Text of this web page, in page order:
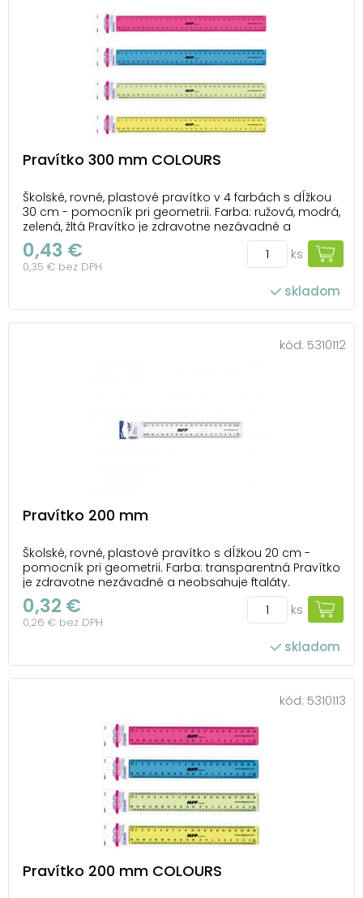
Pravítko 300 mm COLOURS
Školské, rovné, plastové pravítko v 4 farbách s dĺžkou
30 cm - pomocník pri geometrii. Farba: ružová, modrá,
zelená, žltá Pravítko je zdravotne nezávadné a
neobsahuje ftaláty. Dodávame v plastovom puzdre
so závesom. Dodávame v mixe 4 ks podľa skladovej
zásoby. Uvedená cena je za 1 ks.
0,43 €
0,35 € bez DPH
ks
skladom
kód: 5310112
Pravítko 200 mm
Školské, rovné, plastové pravítko s dĺžkou 20 cm -
pomocník pri geometrii. Farba: transparentná Pravítko
je zdravotne nezávadné a neobsahuje ftaláty.
Dodávame v plastovom puzdre so závesom.
Uvedená cena je za 1 ks.
0,32 €
0,26 € bez DPH
ks
skladom
kód: 5310113
Pravítko 200 mm COLOURS